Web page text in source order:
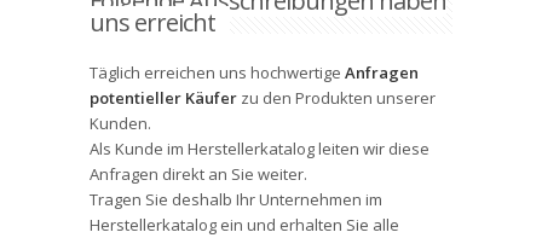
uns erreicht
Täglich erreichen uns hochwertige Anfragen
potentieller Käufer zu den Produkten unserer
Kunden.
Als Kunde im Herstellerkatalog leiten wir diese
Anfragen direkt an Sie weiter.
Tragen Sie deshalb Ihr Unternehmen im
Herstellerkatalog ein und erhalten Sie alle